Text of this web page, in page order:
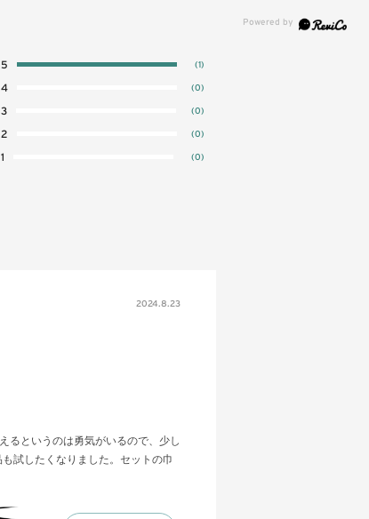
5 (1)
4 (0)
3 (0)
2 (0)
1 (0)
2024.8.23
るというのは勇気がいるので、少し
試したくなりました。セットの巾